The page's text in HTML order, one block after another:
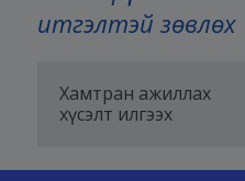
итгэлтэй зөвлөх
Хамтран ажиллах
хүсэлт илгээх